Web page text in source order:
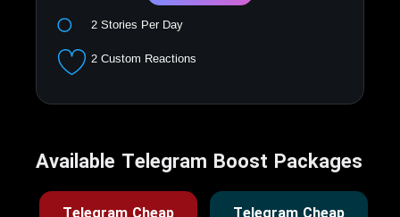
Available Telegram Boost Packages